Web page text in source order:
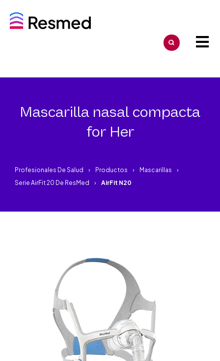
Mascarilla nasal compacta
for Her
Profesionales De Salud Productos
Mascarillas
Serie AirFit 20 De ResMed
AirFit N20